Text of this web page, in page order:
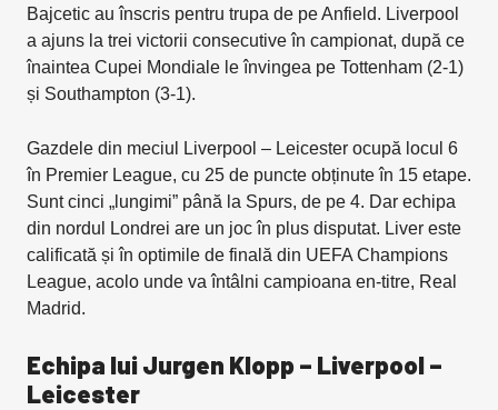
Bajcetic au înscris pentru trupa de pe Anfield. Liverpool
a ajuns la trei victorii consecutive în campionat, după ce
înaintea Cupei Mondiale le învingea pe Tottenham (2-1)
și Southampton (3-1).
Gazdele din meciul Liverpool – Leicester ocupă locul 6
în Premier League, cu 25 de puncte obținute în 15 etape.
Sunt cinci „lungimi” până la Spurs, de pe 4. Dar echipa
din nordul Londrei are un joc în plus disputat. Liver este
calificată și în optimile de finală din UEFA Champions
League, acolo unde va întâlni campioana en-titre, Real
Madrid.
Echipa lui Jurgen Klopp – Liverpool –
Leicester